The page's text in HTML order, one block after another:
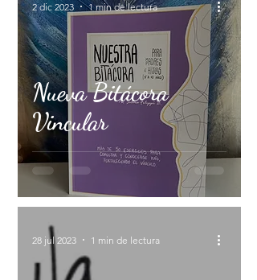
Nueva Bitácora
Vincular
2 dic 2023 1 min de lectura
28 jul 2023 1 min de lectura